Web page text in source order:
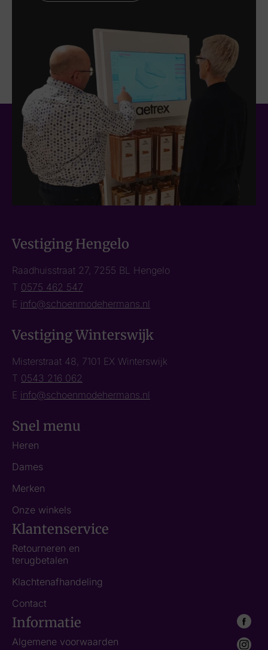
Vestiging Hengelo
Raadhuisstraat 27, 7255 BL Hengelo
T 0575 462 547
E info@schoenmodehermans.nl
Vestiging Winterswijk
Misterstraat 48, 7101 EX Winterswijk
T 0543 216 062
E info@schoenmodehermans.nl
Snel menu
Heren
Dames
Merken
Onze winkels
Klantenservice
Retourneren en
terugbetalen
Klachtenafhandeling
Contact
Informatie
Algemene voorwaarden